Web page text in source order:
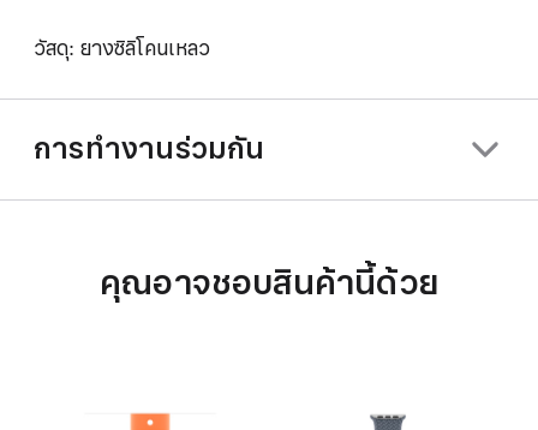
วัสดุ: ยางซิลิโคนเหลว
การทำงานร่วมกัน
คุณอาจชอบสินค้านี้ด้วย